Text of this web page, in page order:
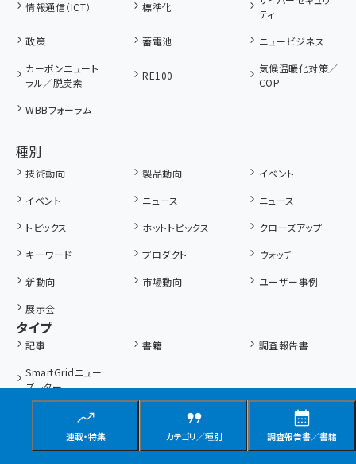
連載・特集 カテゴリ／種別 調査報告書／書籍
情報通信（ICT） 標準化
ティ
政策
蓄電池
ニュービジネス
カーボンニュート
ラル／脱炭素
RE100
気候温暖化対策／
COP
WBBフォーラム
種別
技術動向 製品動向
イベント
イベント
ニュース
ニュース
トピックス
ホットトピックス
クローズアップ
キーワード
プロダクト
ウォッチ
新動向
市場動向
ユーザー事例
展示会
タイプ
記事 書籍
調査報告書
SmartGridニュー
ズレター